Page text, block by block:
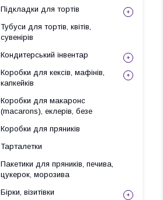
Підкладки для тортів
Тубуси для тортів, квітів,
сувенірів
Кондитерський інвентар
Коробки для кексів, мафінів,
капкейків
Коробки для макаронс
(macarons), еклерів, безе
Коробки для пряників
Тарталетки
Пакетики для пряників, печива,
цукерок, морозива
Бірки, візитівки